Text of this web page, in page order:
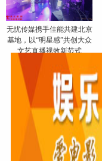
无忧传媒携手佳能共建北京
基地，以“明星感”共创大众
文艺直播视效新范式